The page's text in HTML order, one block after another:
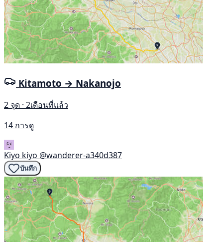
Kitamoto → Nakanojo
2 จุด · 2เดือนที่แล้ว
14 การดู
Kiyo kiyo @wanderer-a340d387
บันทึก